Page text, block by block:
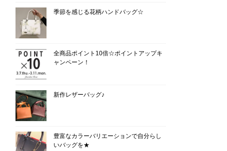
季節を感じる花柄ハンドバッグ☆
全商品ポイント10倍☆ポイントアップキ
ャンペーン！
新作レザーバッグ♪
豊富なカラーバリエーションで自分らし
いバッグを★